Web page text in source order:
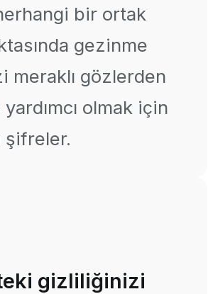
bir ortak
gezinme
meraklı gözlerden
olmak için
gizliliğinizi